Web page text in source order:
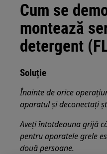
Cum se
montează
detergent
Soluție
Înainte de orice
aparatul și deconectați
Aveți întotdeauna grijă
pentru aparatele grele
două persoane.